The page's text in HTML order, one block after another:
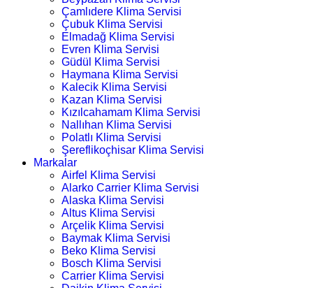
Çamlıdere Klima Servisi
Çubuk Klima Servisi
Elmadağ Klima Servisi
Evren Klima Servisi
Güdül Klima Servisi
Haymana Klima Servisi
Kalecik Klima Servisi
Kazan Klima Servisi
Kızılcahamam Klima Servisi
Nallıhan Klima Servisi
Polatlı Klima Servisi
Şereflikoçhisar Klima Servisi
Markalar
Airfel Klima Servisi
Alarko Carrier Klima Servisi
Alaska Klima Servisi
Altus Klima Servisi
Arçelik Klima Servisi
Baymak Klima Servisi
Beko Klima Servisi
Bosch Klima Servisi
Carrier Klima Servisi